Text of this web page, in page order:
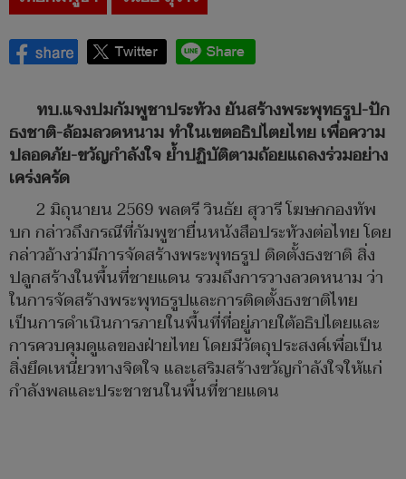
ทบ.แจงปมกัมพูชาประท้วง ยันสร้างพระพุทธรูป-ปัก
ธงชาติ-ล้อมลวดหนาม ทำในเขตอธิปไตยไทย เพื่อความ
ปลอดภัย-ขวัญกำลังใจ ย้ำปฏิบัติตามถ้อยแถลงร่วมอย่าง
เคร่งครัด
2 มิถุนายน 2569 พลตรี วินธัย สุวารี โฆษกกองทัพ
บก กล่าวถึงกรณีที่กัมพูชายื่นหนังสือประท้วงต่อไทย โดย
กล่าวอ้างว่ามีการจัดสร้างพระพุทธรูป ติดตั้งธงชาติ สิ่ง
ปลูกสร้างในพื้นที่ชายแดน รวมถึงการวางลวดหนาม ว่า
ในการจัดสร้างพระพุทธรูปและการติดตั้งธงชาติไทย
เป็นการดำเนินการภายในพื้นที่ที่อยู่ภายใต้อธิปไตยและ
การควบคุมดูแลของฝ่ายไทย โดยมีวัตถุประสงค์เพื่อเป็น
สิ่งยึดเหนี่ยวทางจิตใจ และเสริมสร้างขวัญกำลังใจให้แก่
กำลังพลและประชาชนในพื้นที่ชายแดน